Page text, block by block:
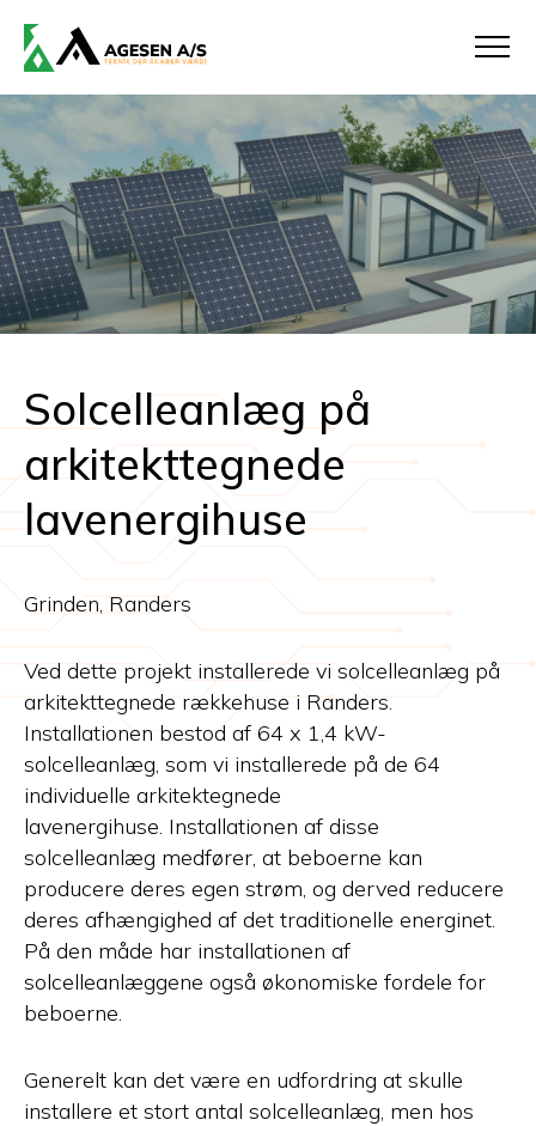
Solcelleanlæg på
arkitekttegnede
lavenergihuse
Grinden, Randers
Ved dette projekt installerede vi solcelleanlæg på
arkitekttegnede rækkehuse i Randers.
Installationen bestod af 64 x 1,4 kW-
solcelleanlæg, som vi installerede på de 64
individuelle arkitektegnede
lavenergihuse. Installationen af disse
solcelleanlæg medfører, at beboerne kan
producere deres egen strøm, og derved reducere
deres afhængighed af det traditionelle energinet.
På den måde har installationen af
solcelleanlæggene også økonomiske fordele for
beboerne.
Generelt kan det være en udfordring at skulle
installere et stort antal solcelleanlæg, men hos